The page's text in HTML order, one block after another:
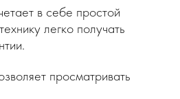
в себе простой
легко получать
просматривать